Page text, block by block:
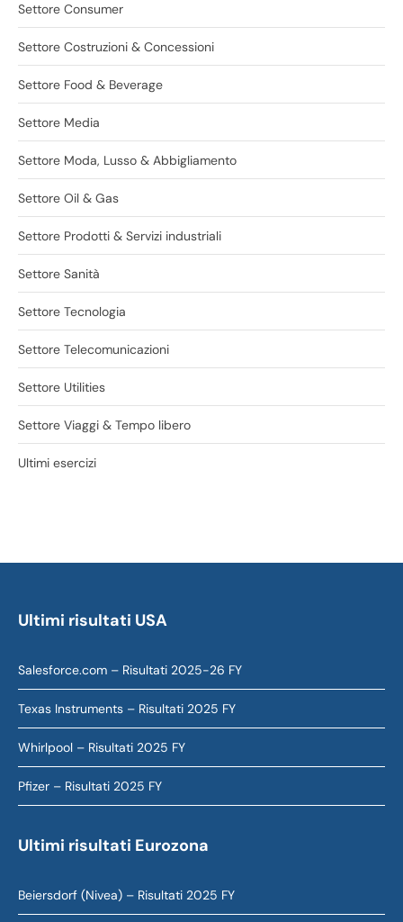
Settore Consumer
Settore Costruzioni & Concessioni
Settore Food & Beverage
Settore Media
Settore Moda, Lusso & Abbigliamento
Settore Oil & Gas
Settore Prodotti & Servizi industriali
Settore Sanità
Settore Tecnologia
Settore Telecomunicazioni
Settore Utilities
Settore Viaggi & Tempo libero
Ultimi esercizi
Ultimi risultati USA
Salesforce.com – Risultati 2025-26 FY
Texas Instruments – Risultati 2025 FY
Whirlpool – Risultati 2025 FY
Pfizer – Risultati 2025 FY
Ultimi risultati Eurozona
Beiersdorf (Nivea) – Risultati 2025 FY